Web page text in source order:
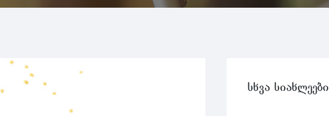
სხვა სიახლეები